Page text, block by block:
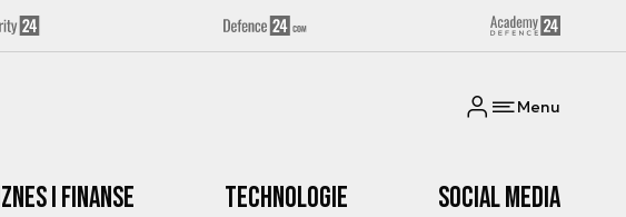
Menu
i Finanse Technologie Social media